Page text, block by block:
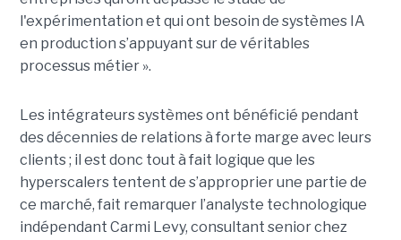
l'expérimentation et qui ont besoin de systèmes IA
en production s’appuyant sur de véritables
processus métier ».
Les intégrateurs systèmes ont bénéficié pendant
des décennies de relations à forte marge avec leurs
clients ; il est donc tout à fait logique que les
hyperscalers tentent de s’approprier une partie de
ce marché, fait remarquer l’analyste technologique
indépendant Carmi Levy, consultant senior chez